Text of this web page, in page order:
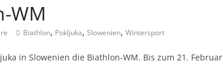
WM
Biathlon, Pokljuka, Slowenien, Wintersport
in Slowenien die Biathlon-WM. Bis zum 21. Februar